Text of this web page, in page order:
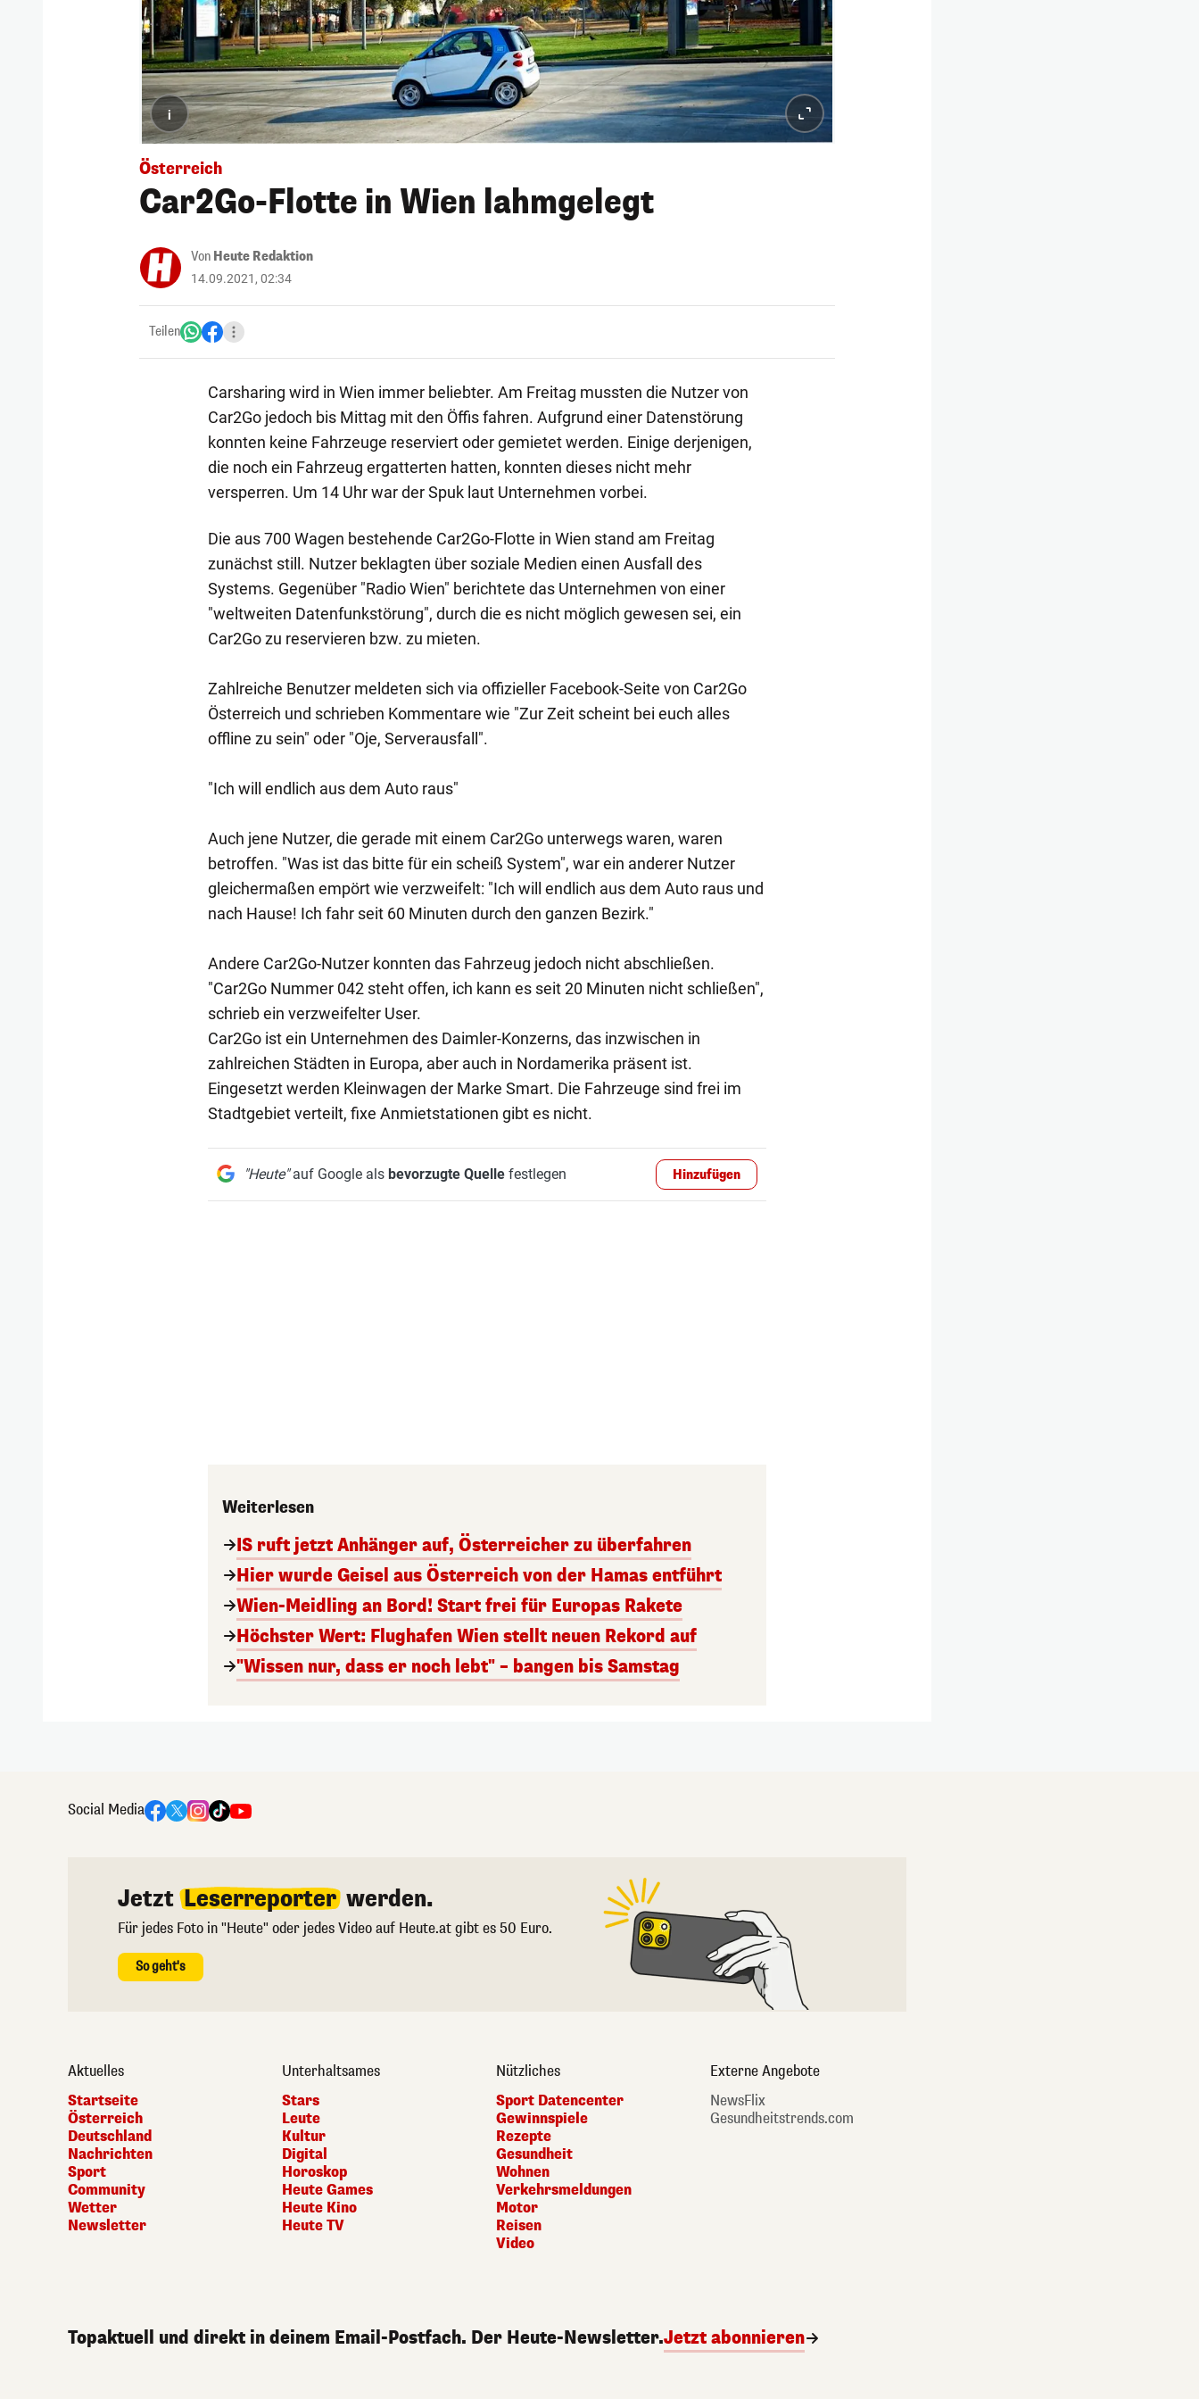
i
Österreich
Car2Go-Flotte in Wien lahmgelegt
Von Heute Redaktion
14.09.2021, 02:34
Teilen
Carsharing wird in Wien immer beliebter. Am Freitag mussten die Nutzer von
Car2Go jedoch bis Mittag mit den Öffis fahren. Aufgrund einer Datenstörung
konnten keine Fahrzeuge reserviert oder gemietet werden. Einige derjenigen,
die noch ein Fahrzeug ergatterten hatten, konnten dieses nicht mehr
versperren. Um 14 Uhr war der Spuk laut Unternehmen vorbei.
Die aus 700 Wagen bestehende Car2Go-Flotte in Wien stand am Freitag
zunächst still. Nutzer beklagten über soziale Medien einen Ausfall des
Systems. Gegenüber "Radio Wien" berichtete das Unternehmen von einer
"weltweiten Datenfunkstörung", durch die es nicht möglich gewesen sei, ein
Car2Go zu reservieren bzw. zu mieten.
Zahlreiche Benutzer meldeten sich via offizieller Facebook-Seite von Car2Go
Österreich und schrieben Kommentare wie "Zur Zeit scheint bei euch alles
offline zu sein" oder "Oje, Serverausfall".
"Ich will endlich aus dem Auto raus"
Auch jene Nutzer, die gerade mit einem Car2Go unterwegs waren, waren
betroffen. "Was ist das bitte für ein scheiß System", war ein anderer Nutzer
gleichermaßen empört wie verzweifelt: "Ich will endlich aus dem Auto raus und
nach Hause! Ich fahr seit 60 Minuten durch den ganzen Bezirk."
Andere Car2Go-Nutzer konnten das Fahrzeug jedoch nicht abschließen.
"Car2Go Nummer 042 steht offen, ich kann es seit 20 Minuten nicht schließen",
schrieb ein verzweifelter User.
Car2Go ist ein Unternehmen des Daimler-Konzerns, das inzwischen in
zahlreichen Städten in Europa, aber auch in Nordamerika präsent ist.
Eingesetzt werden Kleinwagen der Marke Smart. Die Fahrzeuge sind frei im
Stadtgebiet verteilt, fixe Anmietstationen gibt es nicht.
"Heute"auf Google als bevorzugte Quellefestlegen Hinzufügen
Weiterlesen
IS ruft jetzt Anhänger auf, Österreicher zu überfahren
Hier wurde Geisel aus Österreich von der Hamas entführt
Wien-Meidling an Bord! Start frei für Europas Rakete
Höchster Wert: Flughafen Wien stellt neuen Rekord auf
"Wissen nur, dass er noch lebt" – bangen bis Samstag
Social Media
Jetzt Leserreporter werden.
Für jedes Foto in "Heute" oder jedes Video auf Heute.at gibt es 50 Euro.
So geht's
Aktuelles
Startseite
Österreich
Deutschland
Nachrichten
Sport
Community
Wetter
Newsletter
Unterhaltsames
Stars
Leute
Kultur
Digital
Horoskop
Heute Games
Heute Kino
Heute TV
Nützliches
Sport Datencenter
Gewinnspiele
Rezepte
Gesundheit
Wohnen
Verkehrsmeldungen
Motor
Reisen
Video
Externe Angebote
NewsFlix
Gesundheitstrends.com
Topaktuell und direkt in deinem Email-Postfach. Der Heute-Newsletter.Jetzt abonnieren